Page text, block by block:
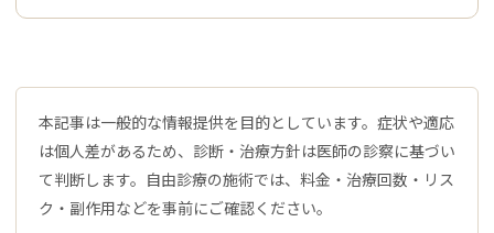
本記事は一般的な情報提供を目的としています。症状や適応
は個人差があるため、診断・治療方針は医師の診察に基づい
て判断します。自由診療の施術では、料金・治療回数・リス
ク・副作用などを事前にご確認ください。